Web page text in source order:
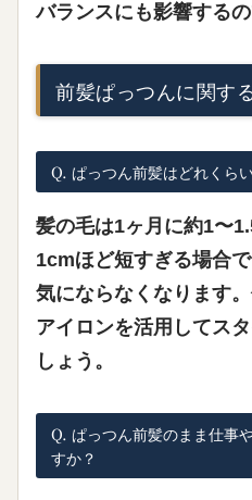
バランスにも影響するの
前髪ぱっつんに関す
Q. ぱっつん前髪はどれくら
髪の毛は1ヶ月に約1〜
1cmほど短すぎる場合
気にならなくなります
アイロンを活用してス
しょう。
Q. ぱっつん前髪のまま仕事
すか？